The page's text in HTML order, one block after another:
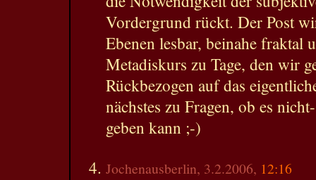
Vordergrund rückt. Der Post
Ebenen lesbar, beinahe fraktal
Metadiskurs zu Tage, den wir
Rückbezogen auf das
nächstes zu Fragen, ob es
geben kann ;-)
Jochenausberlin, 3.2.2006, 12:16